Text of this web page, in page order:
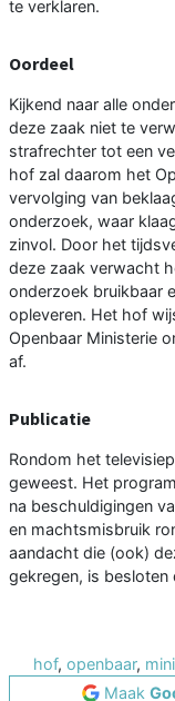
te verklaren.
Oordeel
Kijkend naar alle
deze zaak niet te
strafrechter tot een
hof zal daarom het
vervolging van
onderzoek, waar
zinvol. Door het
deze zaak verwacht
onderzoek bruikbaar
opleveren. Het hof
Openbaar Ministerie
af.
Publicatie
Rondom het
geweest. Het
na beschuldigingen
en machtsmisbruik
aandacht die (ook)
gekregen, is besloten
hof, openbaar,
Maak